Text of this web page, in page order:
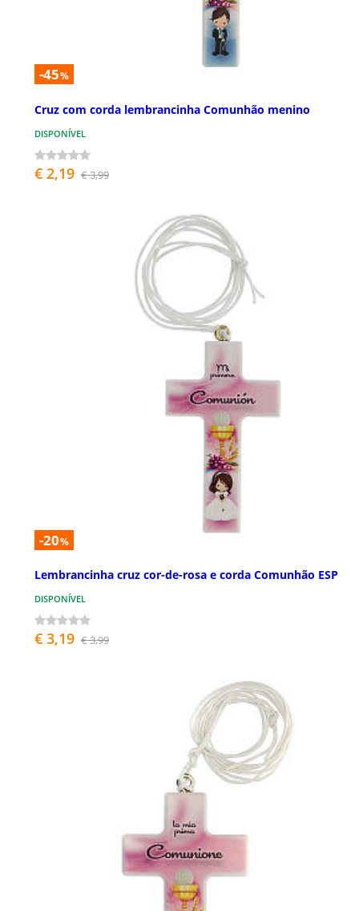
-45%
Cruz com corda lembrancinha Comunhão menino
DISPONÍVEL
€ 2,19 € 3,99
-20%
Lembrancinha cruz cor-de-rosa e corda Comunhão ESP
DISPONÍVEL
€ 3,19 € 3,99